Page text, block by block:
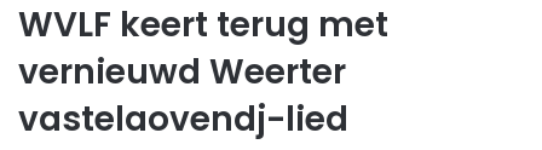
WVLF keert terug met
vernieuwd Weerter
vastelaovendj-lied